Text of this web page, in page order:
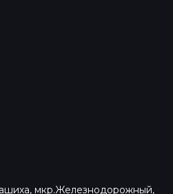
мкр.Железнодорожный,